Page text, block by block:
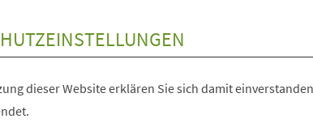
dieser Website erklären Sie sich damit